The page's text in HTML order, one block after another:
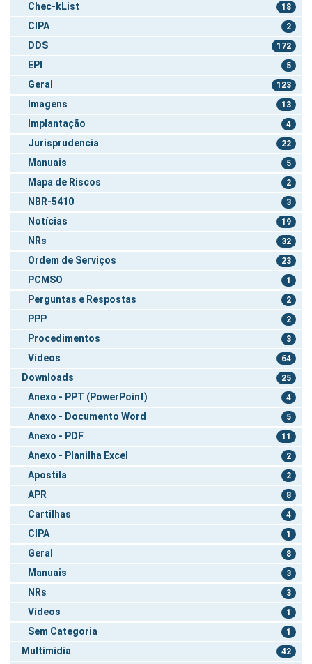
Chec-kList 18
CIPA 2
DDS 172
EPI 5
Geral 123
Imagens 13
Implantação 4
Jurisprudencia 22
Manuais 5
Mapa de Riscos 2
NBR-5410 3
Notícias 19
NRs 32
Ordem de Serviços 23
PCMSO 1
Perguntas e Respostas 2
PPP 2
Procedimentos 3
Vídeos 64
Downloads 25
Anexo - PPT (PowerPoint) 4
Anexo - Documento Word 5
Anexo - PDF 11
Anexo - Planilha Excel 2
Apostila 2
APR 8
Cartilhas 4
CIPA 1
Geral 8
Manuais 3
NRs 3
Vídeos 1
Sem Categoria 1
Multimidia 42